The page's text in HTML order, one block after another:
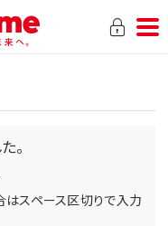
。
はスペース区切りで入力